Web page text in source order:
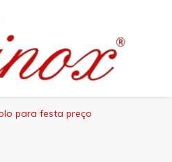
para festa preço